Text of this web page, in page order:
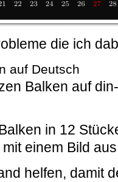
die ich
auf Deutsch
Balken auf
in 12
einem Bild
helfen, damit